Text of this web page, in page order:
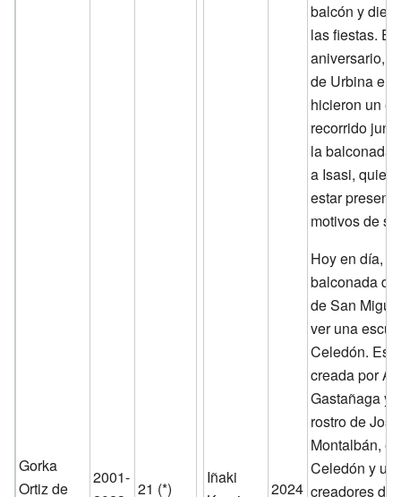
Gorka
Ortiz de
2001-
21 (*)
Iñaki
2024
balcón y
las fiestas.
aniversario,
de Urbina e
hicieron un
recorrido
la
a Isasi, quien
estar
motivos de
Hoy en día,
balconada
de San
ver una
Celedón.
creada por
Gastañaga y
rostro de
Montalbán, el
Celedón y
creadores de